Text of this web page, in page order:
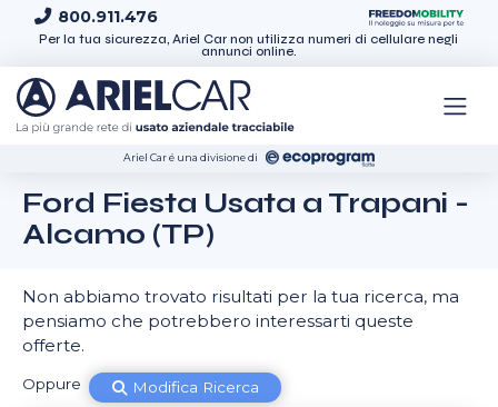
Skip to content
800.911.476
Per la tua sicurezza, Ariel Car non utilizza numeri di cellulare negli
annunci online.
Ariel Car é una divisione di
Ford Fiesta Usata a Trapani -
Alcamo (TP)
Non abbiamo trovato risultati per la tua ricerca, ma
pensiamo che potrebbero interessarti queste
offerte.
Oppure Modifica Ricerca